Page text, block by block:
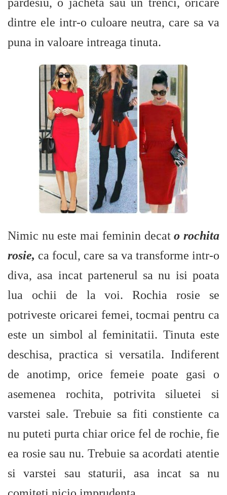
dintre ele intr-o culoare neutra, care sa va
puna in valoare intreaga tinuta.
Nimic nu este mai feminin decato rochita
rosie, ca focul, care sa va transforme intr-o
diva, asa incat partenerul sa nu isi poata
lua ochii de la voi. Rochia rosie se
potriveste oricarei femei, tocmai pentru ca
este un simbol al feminitatii. Tinuta este
deschisa, practica si versatila. Indiferent
de anotimp, orice femeie poate gasi o
asemenea rochita, potrivita siluetei si
varstei sale. Trebuie sa fiti constiente ca
nu puteti purta chiar orice fel de rochie, fie
ea rosie sau nu. Trebuie sa acordati atentie
si varstei sau staturii, asa incat sa nu